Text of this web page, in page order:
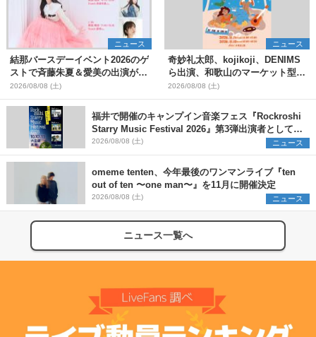
ニュース
結那バースデーイベント2026のゲ
ストで斉藤朱夏＆愛美の出演が決
定
2026/08/08 (土)
ニュース
奇妙礼太郎、kojikoji、DENIMS
ら出演、和歌山のマーケット型野
外イベント『PICNIC JAM
2026』早割チケット発売開始
2026/08/08 (土)
福井で開催のキャンプイン音楽フェス『Rockroshi
Starry Music Festival 2026』第3弾出演者として
SCOOBIE DO、かりゆし58、Reiを発表
2026/08/08 (土) ニュース
omeme tenten、今年最後のワンマンライブ『ten
out of ten 〜one man〜』を11月に開催決定
2026/08/08 (土) ニュース
ニュース一覧へ